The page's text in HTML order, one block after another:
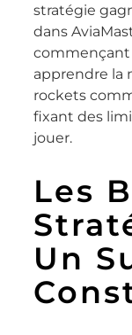
stratégie
dans
commençant
apprendre la
rockets
fixant des
jouer.
Les
Un